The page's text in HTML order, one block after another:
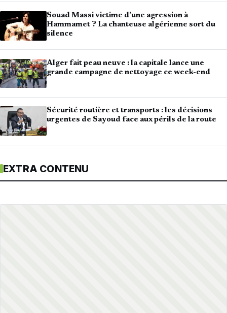
Souad Massi victime d’une agression à
Hammamet ? La chanteuse algérienne sort du
silence
Alger fait peau neuve : la capitale lance une
grande campagne de nettoyage ce week-end
Sécurité routière et transports : les décisions
urgentes de Sayoud face aux périls de la route
EXTRA CONTENU